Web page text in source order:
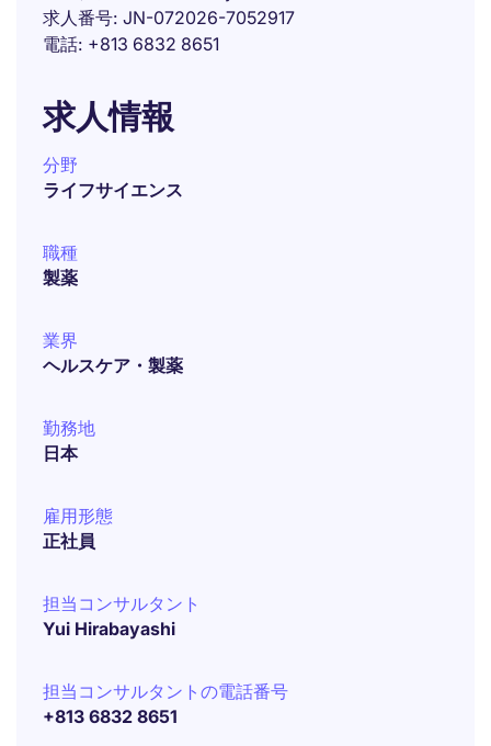
求人番号 JN-072026-7052917
電話 +813 6832 8651
求人情報
分野
ライフサイエンス
職種
製薬
業界
ヘルスケア・製薬
勤務地
日本
雇用形態
正社員
担当コンサルタント
Yui Hirabayashi
担当コンサルタントの電話番号
+813 6832 8651